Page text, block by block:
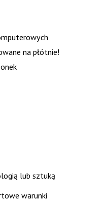
na płótnie!
lub sztuką
warunki